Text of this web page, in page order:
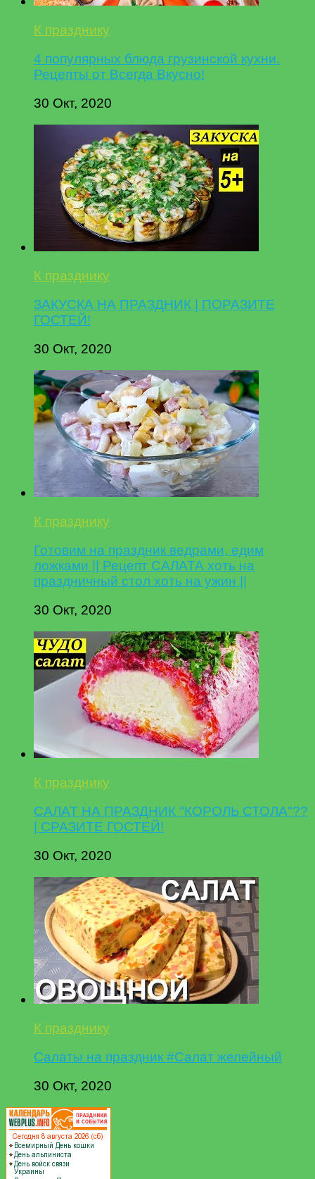
К празднику
4 популярных блюда грузинской кухни.
Рецепты от Всегда Вкусно!
30 Окт, 2020
К празднику
ЗАКУСКА НА ПРАЗДНИК | ПОРАЗИТЕ
ГОСТЕЙ!
30 Окт, 2020
К празднику
Готовим на праздник ведрами, едим
ложками || Рецепт САЛАТА хоть на
праздничный стол хоть на ужин ||
30 Окт, 2020
К празднику
САЛАТ НА ПРАЗДНИК "КОРОЛЬ СТОЛА"??
| СРАЗИТЕ ГОСТЕЙ!
30 Окт, 2020
К празднику
Салаты на праздник #Салат желейный
30 Окт, 2020